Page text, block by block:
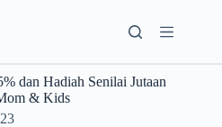
dan Hadiah Senilai Jutaan
& Kids